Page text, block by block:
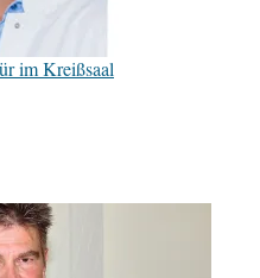
im Kreißsaal